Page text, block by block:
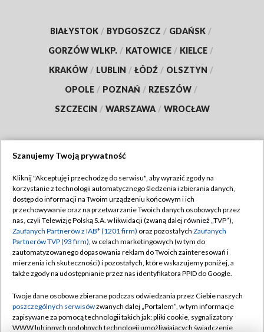
BIAŁYSTOK / BYDGOSZCZ / GDAŃSK /
GORZÓW WLKP. / KATOWICE / KIELCE /
KRAKÓW / LUBLIN / ŁÓDŹ / OLSZTYN /
OPOLE / POZNAŃ / RZESZÓW /
SZCZECIN / WARSZAWA / WROCŁAW
TVP
Abonament TVP
Emisja w TVP
Centrum informacji TVP
Naziemna Telewizja Cyfrowa
Rada Programowa
System NOS
Regulamin TVP
Polityka prywatności
Moje zgody
Pomoc
Kontakt
Szanujemy Twoją prywatność
Kliknij "Akceptuję i przechodzę do serwisu", aby wyrazić zgody na
korzystanie z technologii automatycznego śledzenia i zbierania danych,
dostęp do informacji na Twoim urządzeniu końcowym i ich
przechowywanie oraz na przetwarzanie Twoich danych osobowych przez
nas, czyli Telewizję Polską S.A. w likwidacji (zwaną dalej również „TVP”),
Zaufanych Partnerów z IAB* (1201 firm) oraz pozostałych Zaufanych
Partnerów TVP (93 firm), w celach marketingowych (w tym do
zautomatyzowanego dopasowania reklam do Twoich zainteresowań i
mierzenia ich skuteczności) i pozostałych, które wskazujemy poniżej, a
także zgody na udostępnianie przez nas identyfikatora PPID do Google.
Twoje dane osobowe zbierane podczas odwiedzania przez Ciebie naszych
poszczególnych serwisówzwanych dalej „Portalem”, w tym informacje
zapisywane za pomocą technologii takich jak: pliki cookie, sygnalizatory
WWW lub innych podobnych technologii umożliwiających świadczenie